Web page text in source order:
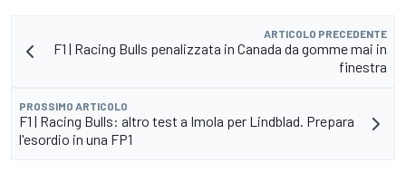
ARTICOLO PRECEDENTE
F1 | Racing Bulls penalizzata in Canada da gomme mai in
finestra
PROSSIMO ARTICOLO
F1 | Racing Bulls: altro test a Imola per Lindblad. Prepara
l'esordio in una FP1